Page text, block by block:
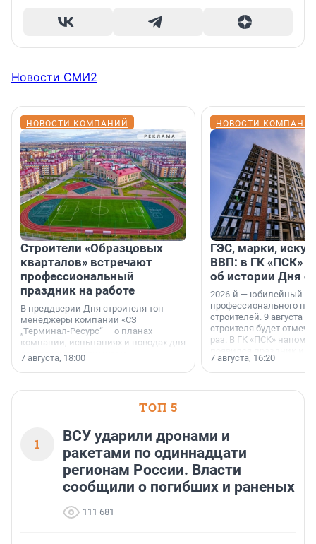
Новости СМИ2
НОВОСТИ КОМПАНИЙ
Строители «Образцовых
кварталов» встречают
профессиональный
праздник на работе
В преддверии Дня строителя топ-
менеджеры компании «СЗ
„Терминал-Ресурс“ — о планах
компании, испытаниях и поводах для
осторожного оптимизма.
7 августа, 18:00
НОВОСТИ
ГЭС, марки,
ВВП: в ГК «ПСК»
об истории Дня
2026-й — юбилейный
профессионального
строителей. 9 августа
строителя будет
раз. В ГК «ПСК»
поменялась роль
7 августа, 16:20
ТОП 5
1
ВСУ ударили дронами и
ракетами по одиннадцати
регионам России. Власти
сообщили о погибших и раненых
111 681